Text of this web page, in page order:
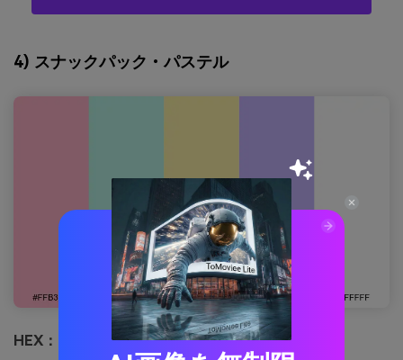
4) スナックパック・パステル
HEX： #ffb3c7 #b8f2e6 #fff1a8 #c5b3ff #ffffff